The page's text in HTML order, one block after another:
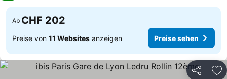
Ab CHF 202
Preise von 11 Websites anzeigen Preise sehen
Teilen